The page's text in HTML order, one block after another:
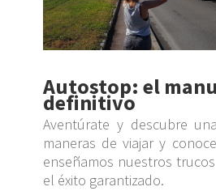
Autostop: el
definitivo
Aventúrate y descubre
maneras de viajar y
enseñamos nuestros
el éxito garantizado.